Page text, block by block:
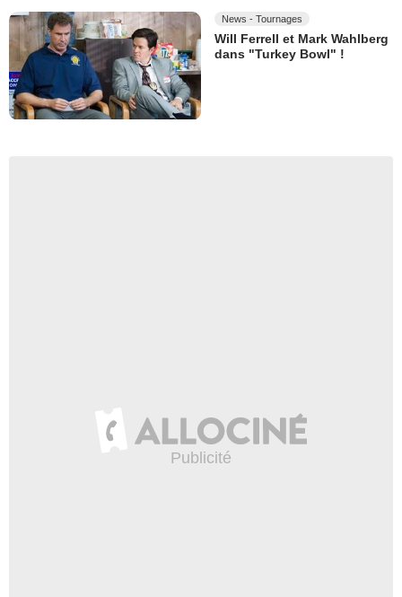
News - Tournages
Will Ferrell et Mark Wahlberg
dans "Turkey Bowl" !